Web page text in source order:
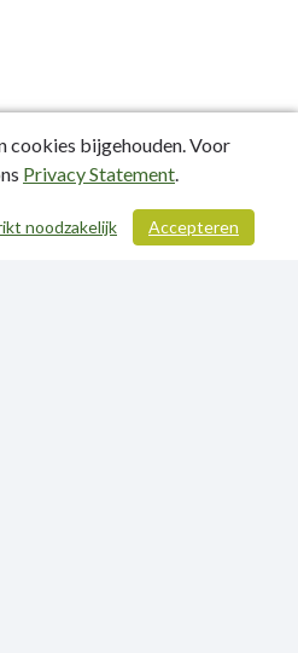
/ 315
cookies bijgehouden. Voor
Privacy Statement.
Accepteren
noodzakelijk